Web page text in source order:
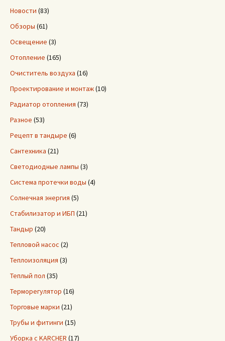
Новости (83)
Обзоры (61)
Освещение (3)
Отопление (165)
Очиститель воздуха (16)
Проектирование и монтаж(10)
Радиатор отопления (73)
Разное (53)
Рецепт в тандыре (6)
Сантехника (21)
Светодиодные лампы (3)
Система протечки воды (4)
Солнечная энергия (5)
Стабилизатор и ИБП (21)
Тандыр (20)
Тепловой насос (2)
Теплоизоляция (3)
Теплый пол (35)
Терморегулятор (16)
Торговые марки (21)
Трубы и фитинги (15)
Уборка с KARCHER (17)